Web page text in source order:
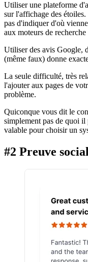
Utiliser une plateforme
sur l'affichage des
pas d'indiquer d'où
aux moteurs de
Utiliser des avis Google,
(même faux) donne
La seule difficulté, très
l'ajouter aux pages de
problème.
Quiconque vous dit le
simplement pas de quoi
valable pour choisir un
#2 Preuve